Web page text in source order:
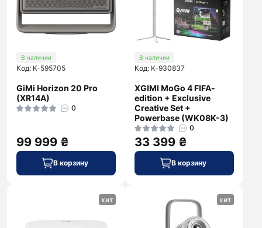
В наличии
Код: K-595705
GiMi Horizon 20 Pro
(XR14A)
0
99 999 ₴
В корзину
В наличии
Код: K-930837
XGIMI MoGo 4 FIFA-
edition + Exclusive
Creative Set +
Powerbase (WK08K-3)
0
33 399 ₴
В корзину
хит хит